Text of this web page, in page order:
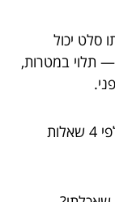
סלט יכול
תלוי במטרות,
במקום לרדוף אחרי תוויות, תמדוד מתכון לפי 4 שאלות